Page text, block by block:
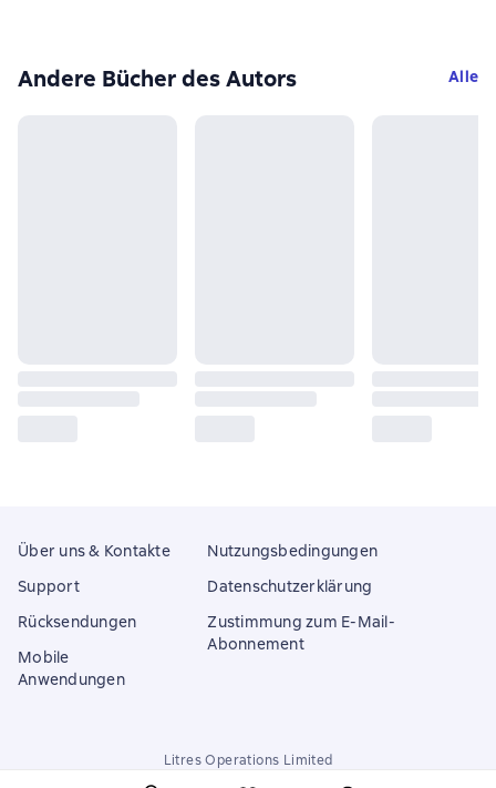
Andere Bücher des Autors Alle
Über uns & Kontakte
Support
Rücksendungen
Mobile
Anwendungen
Nutzungsbedingungen
Datenschutzerklärung
Zustimmung zum E-Mail-
Abonnement
Litres Operations Limited